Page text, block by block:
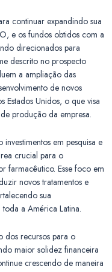
continuar expandindo sua
e os fundos obtidos com a
direcionados para
descrito no prospecto
a ampliação das
de novos
Estados Unidos, o que visa
produção da empresa.
em pesquisa e
crucial para o
farmacêutico. Esse foco em
novos tratamentos e
sua
a América Latina.
dos recursos para o
maior solidez financeira
crescendo de maneira